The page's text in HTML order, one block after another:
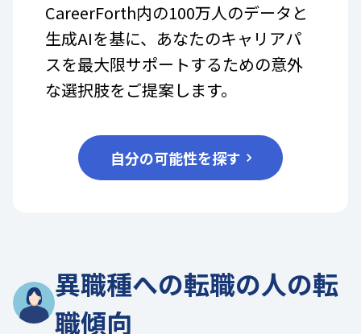
CareerForth内の100万人のデータと
生成AIを基に、あなたのキャリアパ
スを最大限サポートするための意外
な選択肢をご提案します。
自分の可能性を探す
異職種への転職の人の転
職傾向